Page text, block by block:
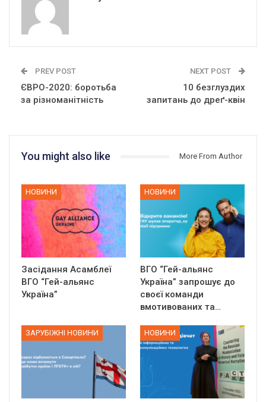
PREV POST
ЄВРО-2020: боротьба
за різноманітність
NEXT POST
10 безглуздих
запитань до дреґ-квін
You might also like More From Author
НОВИНИ
Засідання Асамблеї
ВГО “Гей-альянс
Україна”
НОВИНИ
ВГО “Гей-альянс
Україна” запрошує до
своєї команди
вмотивованих та…
ЗАРУБІЖНІ НОВИНИ НОВИНИ